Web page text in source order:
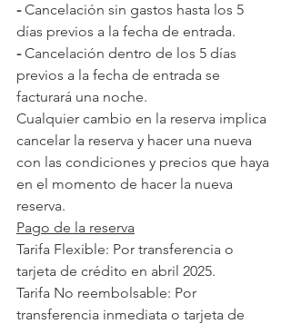
- Cancelación sin gastos hasta los 5
días previos a la fecha de entrada.
- Cancelación dentro de los 5 días
previos a la fecha de entrada se
facturará una noche.
Cualquier cambio en la reserva implica
cancelar la reserva y hacer una nueva
con las condiciones y precios que haya
en el momento de hacer la nueva
reserva.
Pago de la reserva
Tarifa Flexible: Por transferencia o
tarjeta de crédito en abril 2025.
Tarifa No reembolsable: Por
transferencia inmediata o tarjeta de